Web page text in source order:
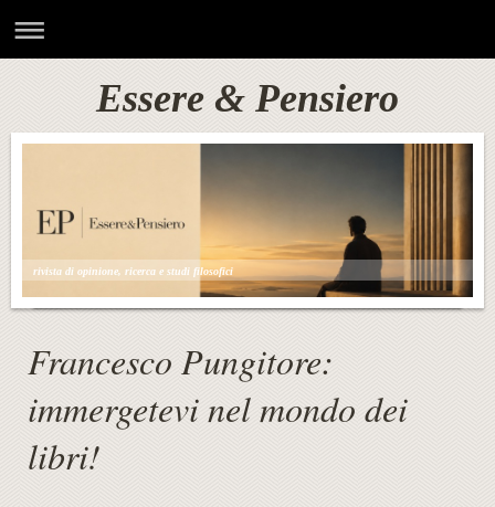
Essere & Pensiero
rivista di opinione, ricerca e studi filosofici
Francesco Pungitore:
immergetevi nel mondo dei
libri!